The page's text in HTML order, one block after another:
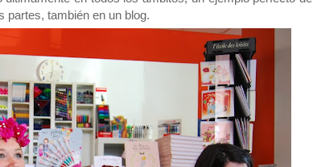
partes, también en un blog.